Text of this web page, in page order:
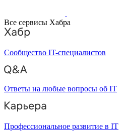
Все сервисы Хабра
Сообщество IT-специалистов
Ответы на любые вопросы об IT
Профессиональное развитие в IT